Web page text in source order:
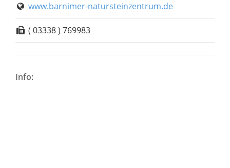
www.barnimer-natursteinzentrum.de
( 03338 ) 769983
Info: